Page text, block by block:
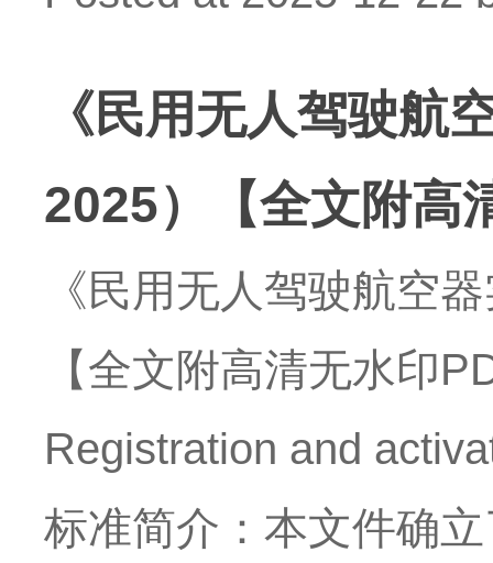
《民用无人驾驶航
2025）【全文附高
《民用无人驾驶航空
【全文附高清无水印
Registration and
标准简介：本文件确